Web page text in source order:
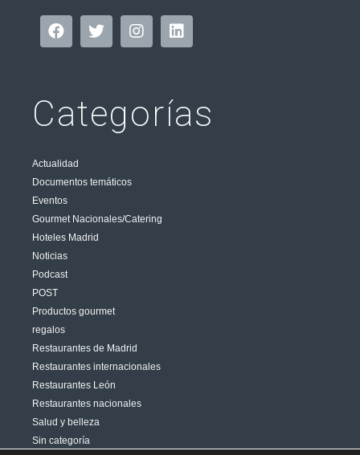
Categorías
Actualidad
Documentos temáticos
Eventos
Gourmet Nacionales/Catering
Hoteles Madrid
Noticias
Podcast
POST
Productos gourmet
regalos
Restaurantes de Madrid
Restaurantes internacionales
Restaurantes León
Restaurantes nacionales
Salud y belleza
Sin categoría